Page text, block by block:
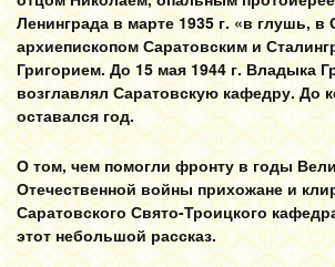
Ленинграда в марте 1935 г. «в глушь, в
архиепископом Саратовским и
Григорием. До 15 мая 1944 г. Владыка
возглавлял Саратовскую кафедру. До
оставался год.
О том, чем помогли фронту в годы
Отечественной войны прихожане и
Саратовского Свято-Троицкого
этот небольшой рассказ.